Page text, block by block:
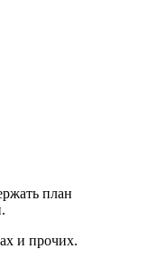
план
и прочих.